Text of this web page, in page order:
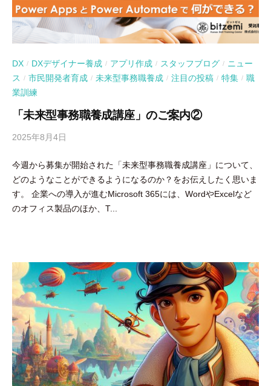
DX / DXデザイナー養成 / アプリ作成 / スタッフブログ / ニュー
ス / 市民開発者育成 / 未来型事務職養成 / 注目の投稿 / 特集 / 職
業訓練
「未来型事務職養成講座」のご案内②
2025年8月4日
吉
田
豪
今週から募集が開始された「未来型事務職養成講座」について、
どのようなことができるようになるのか？をお伝えしたく思いま
す。 企業への導入が進むMicrosoft 365には、WordやExcelなど
のオフィス製品のほか、T...